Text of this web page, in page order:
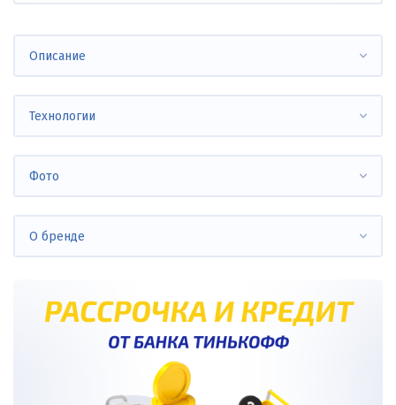
Описание
Технологии
Фото
О бренде